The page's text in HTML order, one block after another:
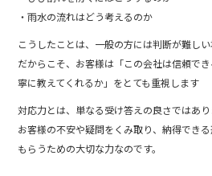
・雨水の流れはどう考えるのか
こうしたことは、一般の方には判断が難しい
だからこそ、お客様は「この会社は信頼で
寧に教えてくれるか」をとても重視します
対応力とは、単なる受け答えの良さではあり
お客様の不安や疑問をくみ取り、納得でき
もらうための大切な力なのです。